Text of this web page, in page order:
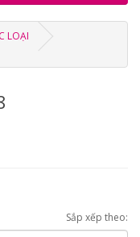
LOẠI
Sắp xếp theo: